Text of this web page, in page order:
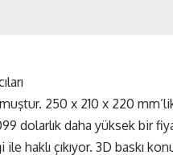
250 x 210 x 220 mm’lik
dolarlık daha yüksek bir
haklı çıkıyor. 3D baskı